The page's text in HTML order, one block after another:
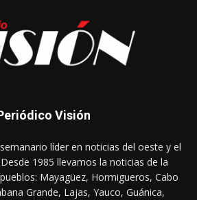
Visión
líder en noticias del oeste y el
1985 llevamos la noticias de la
Mayagüez, Hormigueros, Cabo
Grande, Lajas, Yauco, Guánica,